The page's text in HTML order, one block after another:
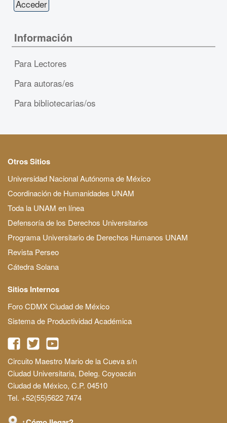
Información
Para Lectores
Para autoras/es
Para bibliotecarias/os
Otros Sitios
Universidad Nacional Autónoma de México
Coordinación de Humanidades UNAM
Toda la UNAM en línea
Defensoría de los Derechos Universitarios
Programa Universitario de Derechos Humanos UNAM
Revista Perseo
Cátedra Solana
Sitios Internos
Foro CDMX Ciudad de México
Sistema de Productividad Académica
Circuito Maestro Mario de la Cueva s/n
Ciudad Universitaria, Deleg. Coyoacán
Ciudad de México, C.P. 04510
Tel. +52(55)5622 7474